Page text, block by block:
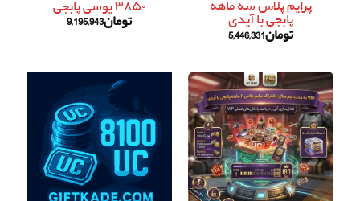
پرایم پلاس سه ماهه
پابجی با آیدی
تومان5,446,331
۳۸۵۰ یوسی پابجی
تومان9,195,943